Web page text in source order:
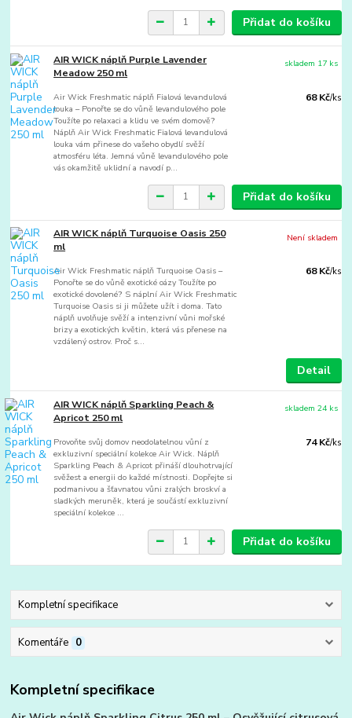
Přidat do košíku
AIR WICK náplň Purple Lavender
Meadow 250 ml
Air Wick Freshmatic náplň Fialová levandulová
louka – Ponořte se do vůně levandulového pole
Toužíte po relaxaci a klidu ve svém domově?
Náplň Air Wick Freshmatic Fialová levandulová
louka vám přinese do vašeho obydlí svěží
atmosféru léta. Jemná vůně levandulového pole
vás okamžitě uklidní a navodí p...
68 Kč/ks
skladem 17 ks
Přidat do košíku
AIR WICK náplň Turquoise Oasis 250
ml
Air Wick Freshmatic náplň Turquoise Oasis –
Ponořte se do vůně exotické oázy Toužíte po
exotické dovolené? S náplní Air Wick Freshmatic
Turquoise Oasis si ji můžete užít i doma. Tato
náplň uvolňuje svěží a intenzivní vůni mořské
brizy a exotických květin, která vás přenese na
vzdálený ostrov. Proč s...
68 Kč/ks
Není skladem
Detail
AIR WICK náplň Sparkling Peach &
Apricot 250 ml
Provoňte svůj domov neodolatelnou vůní z
exkluzivní speciální kolekce Air Wick. Náplň
Sparkling Peach & Apricot přináší dlouhotrvající
svěžest a energii do každé místnosti. Dopřejte si
podmanivou a šťavnatou vůni zralých broskví a
sladkých meruněk, která je součástí exkluzivní
speciální kolekce ...
74 Kč/ks
skladem 24 ks
Přidat do košíku
Kompletní specifikace
Komentáře 0
Kompletní specifikace